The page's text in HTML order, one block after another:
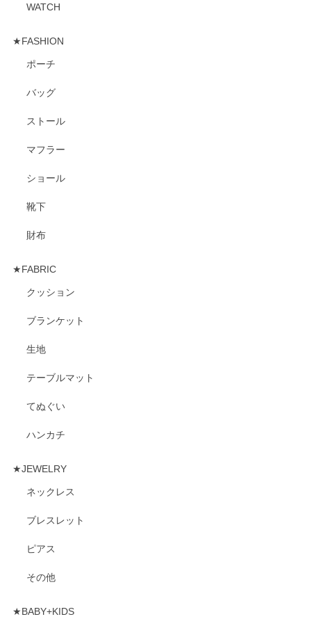
WATCH
★FASHION
ポーチ
バッグ
ストール
マフラー
ショール
靴下
財布
★FABRIC
クッション
ブランケット
生地
テーブルマット
てぬぐい
ハンカチ
★JEWELRY
ネックレス
ブレスレット
ピアス
その他
★BABY+KIDS